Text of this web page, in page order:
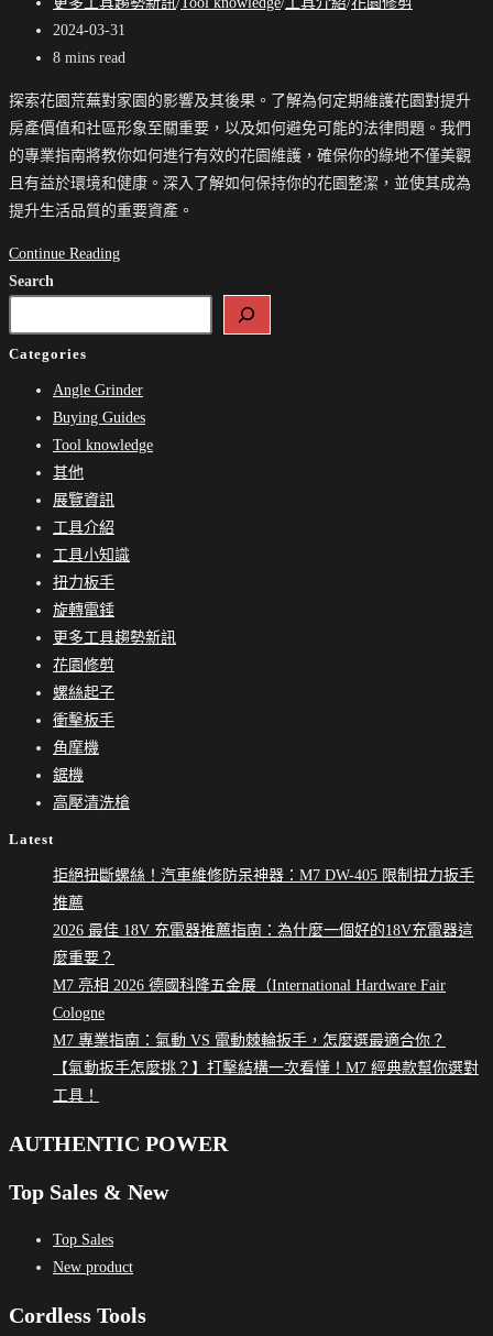
category:
Post
last
2024-03-31
Reading
8 mins read
探索花園荒蕪對家園的影響及其後果。了解為何定期維護花園對提升
房產價值和社區形象至關重要，以及如何避免可能的法律問題。我們
的專業指南將教你如何進行有效的花園維護，確保你的綠地不僅美觀
且有益於環境和健康。深入了解如何保持你的花園整潔，並使其成為
提升生活品質的重要資產。
Continue Reading高
理
園
的
秘
電
籬
Search
Categories
Angle Grinder
Buying Guides
Tool knowledge
其他
展覽資訊
工具介紹
工具小知識
扭力板手
旋轉電錘
更多工具趨勢新訊
花園修剪
螺絲起子
衝擊板手
角摩機
鋸機
高壓清洗槍
Latest
拒絕扭斷螺絲！汽車維修防呆神器：M7 DW-405 限制扭力扳手
推薦
2026 最佳 18V 充電器推薦指南：為什麼一個好的18V充電器這
麼重要？
M7 亮相 2026 德國科隆五金展（International Hardware Fair
Cologne
M7 專業指南：氣動 VS 電動棘輪扳手，怎麼選最適合你？
【氣動扳手怎麼挑？】打擊結構一次看懂！M7 經典款幫你選對
工具！
AUTHENTIC POWER
Top Sales & New
Top Sales
New product
Cordless Tools